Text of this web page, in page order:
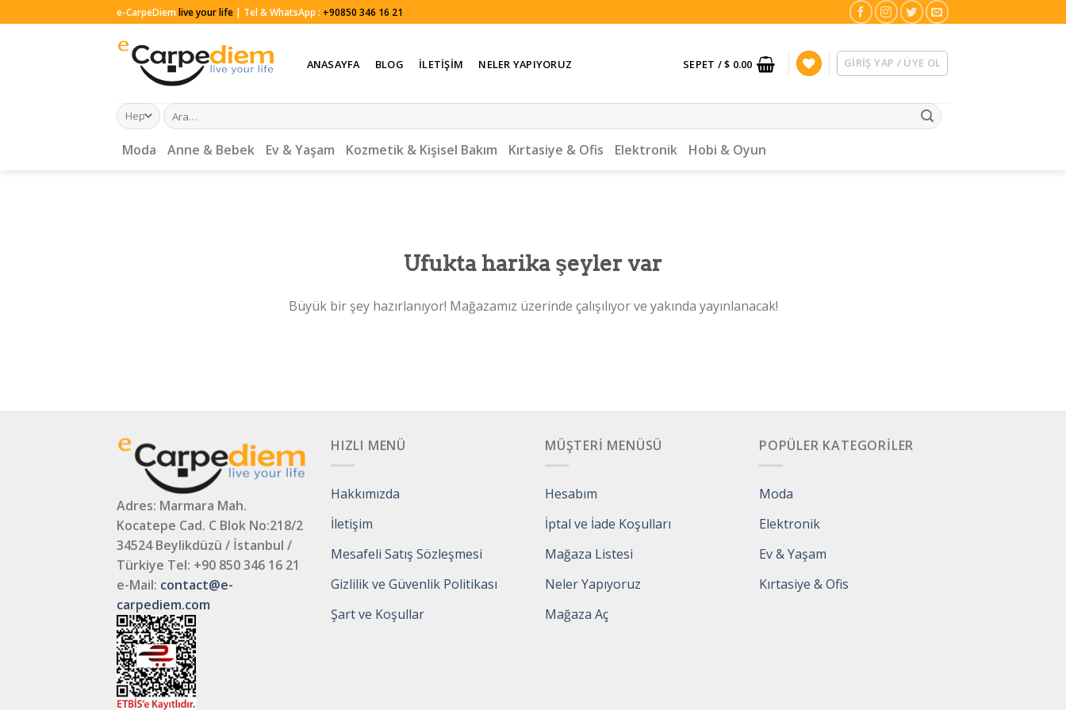
to
e-CarpeDiemlive your life | Tel & WhatsApp : +90850 346 16 21
ANASAYFA BLOG İLETIŞIM NELER YAPIYORUZ SEPET /$ 0.00 GIRIŞ YAP / ÜYE OL
Ara:
Moda Anne & Bebek Ev & Yaşam Kozmetik & Kişisel Bakım Kırtasiye & Ofis Elektronik Hobi & Oyun
Ufukta harika şeyler var
Büyük bir şey hazırlanıyor! Mağazamız üzerinde çalışılıyor ve yakında yayınlanacak!
Adres: Marmara Mah.
Kocatepe Cad. C Blok No:218/2
34524 Beylikdüzü / İstanbul /
Türkiye Tel: +90 850 346 16 21
e-Mail: contact@e-
carpediem.com
HIZLI MENÜ
Hakkımızda
İletişim
Mesafeli Satış Sözleşmesi
Gizlilik ve Güvenlik Politikası
Şart ve Koşullar
MÜŞTERI MENÜSÜ
Hesabım
İptal ve İade Koşulları
Mağaza Listesi
Neler Yapıyoruz
Mağaza Aç
POPÜLER KATEGORILER
Moda
Elektronik
Ev & Yaşam
Kırtasiye & Ofis